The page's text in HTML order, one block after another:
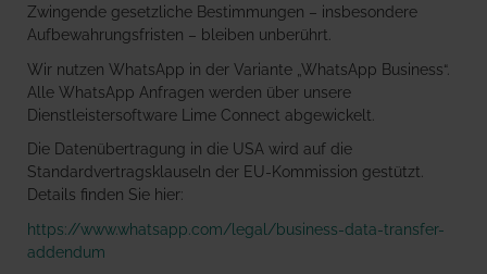
Zwingende gesetzliche Bestimmungen – insbesondere
Aufbewahrungsfristen – bleiben unberührt.
Wir nutzen WhatsApp in der Variante „WhatsApp Business“.
Alle WhatsApp Anfragen werden über unsere
Dienstleistersoftware Lime Connect abgewickelt.
Die Datenübertragung in die USA wird auf die
Standardvertragsklauseln der EU-Kommission gestützt.
Details finden Sie hier:
https://www.whatsapp.com/legal/business-data-transfer-
addendum